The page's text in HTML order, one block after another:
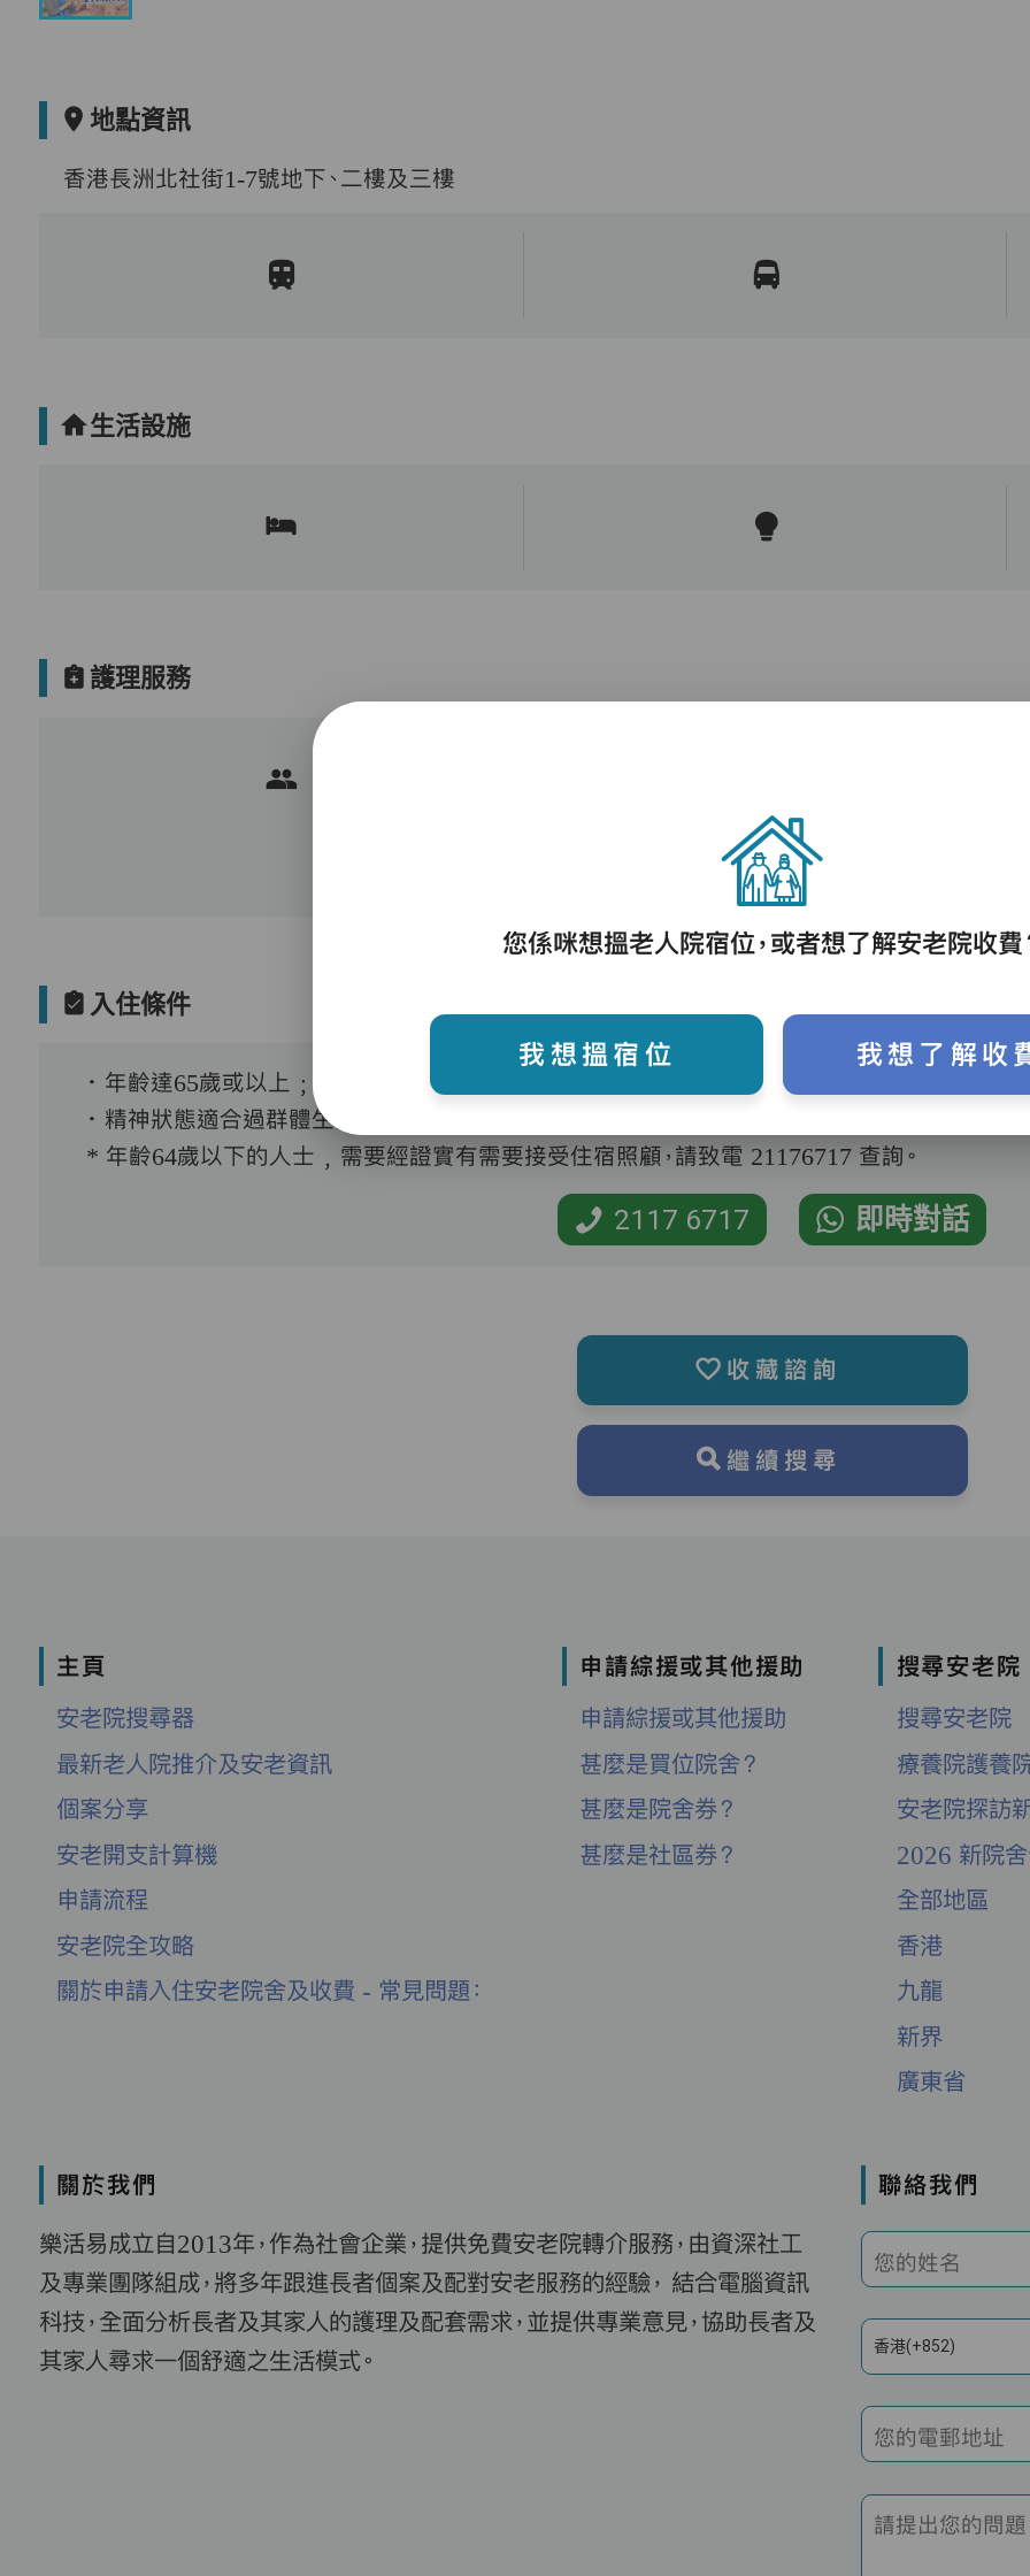
地點資訊
香港長洲北社街1-7號地下、二樓及三樓
生活設施
護理服務
護理評估、執藥、核派藥、量度生命表徵、協
助沐浴、餵飯、換尿片
入住條件
．年齡達65歲或以上﹔
．精神狀態適合過群體生活。
* 年齡64歲以下的人士﹐需要經證實有需要接受住宿照顧，請致電 21176717 查詢。
2117 6717 即時對話
收藏諮詢
繼續搜尋
主頁
安老院搜尋器
最新老人院推介及安老資訊
個案分享
安老開支計算機
申請流程
安老院全攻略
關於申請入住安老院舍及收費 - 常見問題：
申請綜援或其他援助
申請綜援或其他援助
甚麼是買位院舍？
甚麼是院舍券？
甚麼是社區券？
搜尋安老院
搜尋安老院
療養院護養
安老院探訪
2026 新院
全部地區
香港
九龍
新界
廣東省
關於我們
樂活易成立自2013年，作為社會企業，提供免費安老院轉介服務，由資深社工
及專業團隊組成，將多年跟進長者個案及配對安老服務的經驗， 結合電腦資訊
科技，全面分析長者及其家人的護理及配套需求，並提供專業意見，協助長者及
其家人尋求一個舒適之生活模式。
聯絡我們
您的姓名
香港(+852)
您的電郵地址
請提出您的問題
您係咪想搵老人院宿位，或者想了解安老院收費
我想搵宿位 我想了解收